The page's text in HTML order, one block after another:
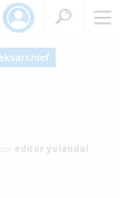
editor yolandal